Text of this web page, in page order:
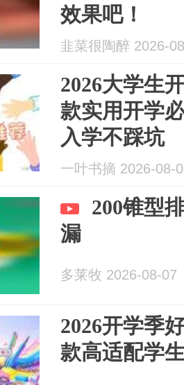
效果吧！
韭菜很陶醉 2026-
2026大学生
款实用开学
入学不踩坑
一叶书摘 2026-08-
200锥型
漏
多莱牧 2026-08-07
2026开学季
款高适配学